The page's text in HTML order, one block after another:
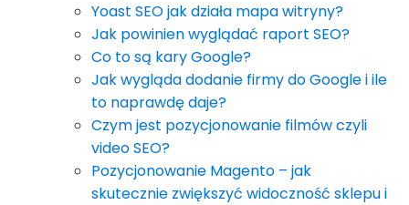
Yoast SEO jak działa mapa witryny?
Jak powinien wyglądać raport SEO?
Co to są kary Google?
Jak wygląda dodanie firmy do Google i ile
to naprawdę daje?
Czym jest pozycjonowanie filmów czyli
video SEO?
Pozycjonowanie Magento – jak
skutecznie zwiększyć widoczność sklepu i